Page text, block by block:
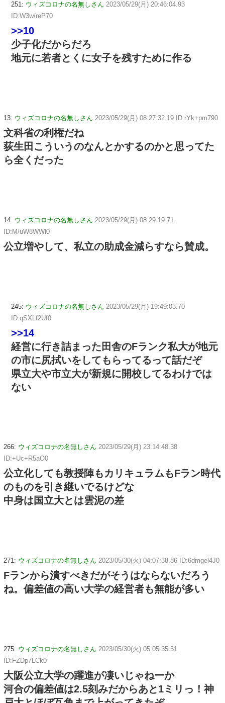
251: ウィズコロナの名無しさん 2023/05/29(月) 20:46:04.93
ID:W3w/reP70
>>10
少子化だからだろ
地元に若者とくに女子を残すために作る
13: ウィズコロナの名無しさん 2023/05/29(月) 08:27:32.19 ID:rYk+pm790
文科省の利権だね
荻生田こういうのなんとかするのかと思ってた
ら全くだった
14: ウィズコロナの名無しさん 2023/05/29(月) 08:29:19.71
ID:M/uW8WWl0
公立増やして、私立の助成金減らすなら賛成。
245: ウィズコロナの名無しさん 2023/05/29(月) 19:49:03.70
ID:qSXLf2Uf0
>>14
経営に行き詰まった田舎のFランク私大が地元
の市に尻拭いをしてもらってるって話だぞ
県立大や市立大が新規に開校してるわけでは
ない
266: ウィズコロナの名無しさん 2023/05/29(月) 23:14:48.38
ID:+Uc+R5aO0
公立化しても教授陣もカリキュラムもFラン時代
のものを引き継いでるけどな
中身は国立大とは雲泥の差
271: ウィズコロナの名無しさん 2023/05/30(火) 04:07:38.86 ID:6dmgel4J0
Fランから潰すべきだがそうはならないだろう
ね。偏差値の高い大学の経営者も無能が多い
275: ウィズコロナの名無しさん 2023/05/30(火) 05:05:35.51
ID:FZDp7LCk0
大阪公立大学の躍進が凄いじゃねーか
河合の偏差値は2.5刻みだからあと1ミリっ！神